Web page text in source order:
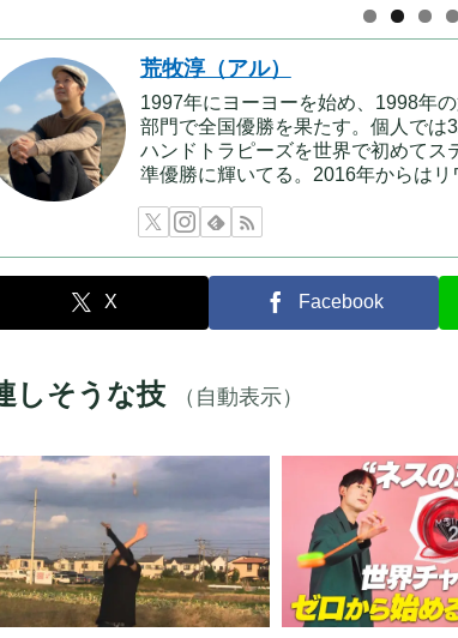
荒牧淳（アル）
1997年にヨーヨーを始め、1998年
部門で全国優勝を果たす。個人では
ハンドトラピーズを世界で初めてス
準優勝に輝いてる。2016年からはリ
X Facebook
しそうな技 （自動表示）